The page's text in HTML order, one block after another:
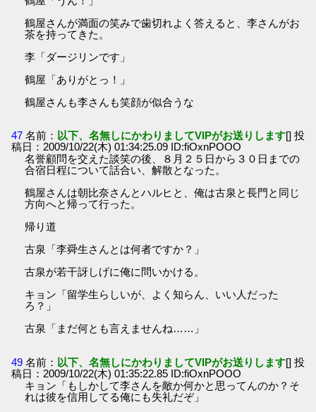
鶴屋さんが満面の笑みで歯切れよく答えると、李さんがお
茶を持ってきた。
李「ダージリンです」
鶴屋「ありがとっ！」
鶴屋さんも李さんも笑顔が似合うな
47 名前： 以下、名無しにかわりましてVIPがお送りします[] 投
稿日：2009/10/22(木) 01:34:25.09 ID:fiOxnPOOO
名誉顧問を交えた談笑の後、８月２５日から３０日までの
合宿日程について話合い、解散となった。
鶴屋さんは朝比奈さんとハルヒと、俺は古泉と長門と同じ
方向へと帰って行った。
帰り道
古泉「李舜生さんとは何者ですか？」
古泉が若干訝しげに俺に問いかける。
キョン「留学生らしいが、よく知らん、いい人だった
ろ？」
古泉「まだ何とも言えませんね……」
49 名前： 以下、名無しにかわりましてVIPがお送りします[] 投
稿日：2009/10/22(木) 01:35:22.85 ID:fiOxnPOOO
キョン「もしかして李さんを敵か何かと思ってんのか？そ
れは彼を信用してる俺にも失礼だぞ」